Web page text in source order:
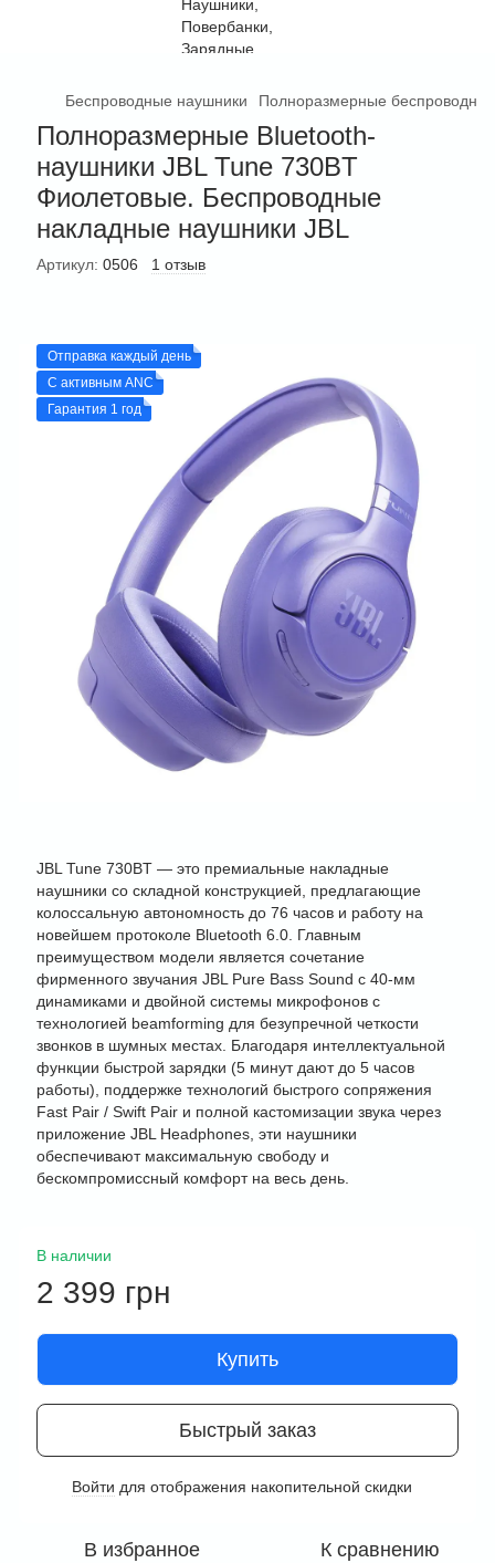
Беспроводные наушники Полноразмерные
Полноразмерные Bluetooth-
наушники JBL Tune 730BT
Фиолетовые. Беспроводные
накладные наушники JBL
Артикул: 0506 1 отзыв
Отправка каждый день
С активным ANC
Гарантия 1 год
JBL Tune 730BT — это премиальные накладные
наушники со складной конструкцией, предлагающие
колоссальную автономность до 76 часов и работу на
новейшем протоколе Bluetooth 6.0. Главным
преимуществом модели является сочетание
фирменного звучания JBL Pure Bass Sound с 40-мм
динамиками и двойной системы микрофонов с
технологией beamforming для безупречной четкости
звонков в шумных местах. Благодаря интеллектуальной
функции быстрой зарядки (5 минут дают до 5 часов
работы), поддержке технологий быстрого сопряжения
Fast Pair / Swift Pair и полной кастомизации звука через
приложение JBL Headphones, эти наушники
обеспечивают максимальную свободу и
бескомпромиссный комфорт на весь день.
В наличии
2 399 грн
Купить
Быстрый заказ
Войти для отображения накопительной скидки
В избранное К сравнению